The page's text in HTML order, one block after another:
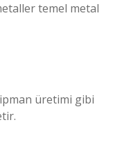
temel metal
üretimi gibi